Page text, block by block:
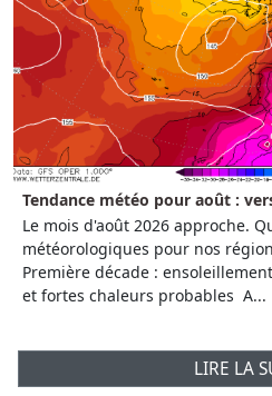
Tendance météo pour août :
Le mois d'août 2026 approche.
météorologiques pour nos
Première décade :
et fortes chaleurs probables A...
LIRE LA